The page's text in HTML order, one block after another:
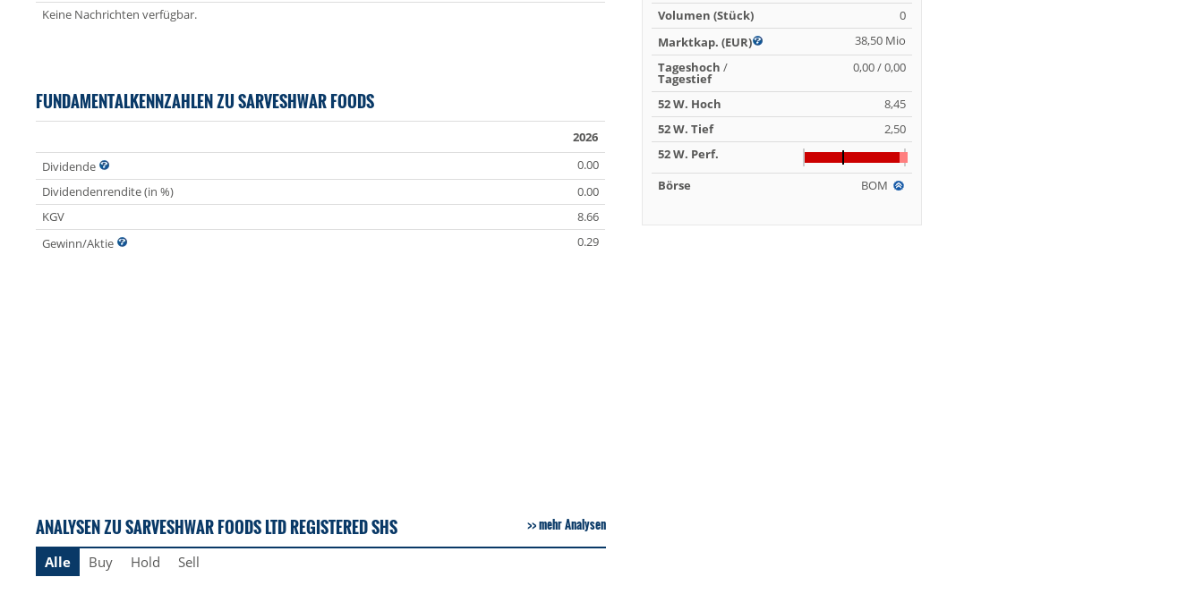
Keine Nachrichten verfügbar.
FUNDAMENTALKENNZAHLEN ZU SARVESHWAR FOODS
2026
Dividende
0.00
Dividendenrendite (in %)
0.00
KGV
8.66
Gewinn/Aktie
0.29
ANALYSEN ZU SARVESHWAR FOODS LTD REGISTERED SHS mehr Analysen
Alle Buy Hold Sell
Volumen (Stück)
0
Marktkap. (EUR)
38,50 Mio
Tageshoch /
Tagestief
0,00 / 0,00
52 W. Hoch
8,45
52 W. Tief
2,50
52 W. Perf.
Börse
BOM